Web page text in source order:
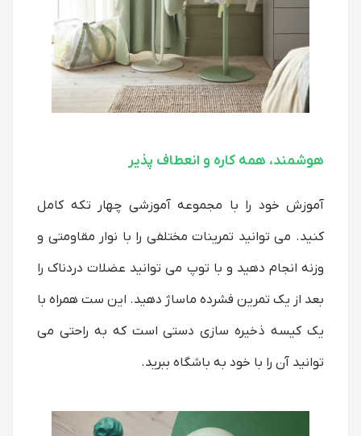
هوشمند، همه کاره و انعطاف پذیر
آموزش خود را با مجموعه آموزشی چهار تکه کامل
کنید. می توانید تمرینات مختلفی را با نوار مقاومتی و
وزنه انجام دهید و با توپ می توانید عضلات دردناک را
بعد از یک تمرین فشرده ماساژ دهید. این ست همراه با
یک کیسه ذخیره سازی دستی است که به راحتی می
توانید آن را با خود به باشگاه ببرید.